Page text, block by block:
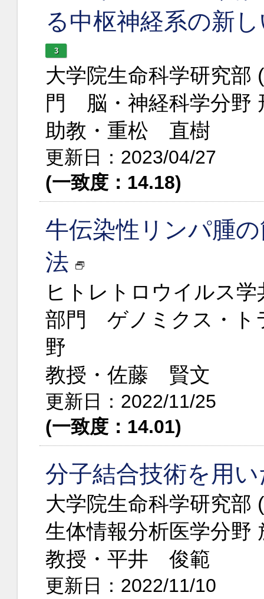
る中枢神経系の新
3
大学院生命科学研究部
門 脳・神経科学分野
助教・重松 直樹
更新日：2023/04/27
(一致度：14.18)
牛伝染性リンパ腫
法
ヒトレトロウイルス
部門 ゲノミクス・ト
野
教授・佐藤 賢文
更新日：2022/11/25
(一致度：14.01)
分子結合技術を用
大学院生命科学研究
生体情報分析医学分野
教授・平井 俊範
更新日：2022/11/10